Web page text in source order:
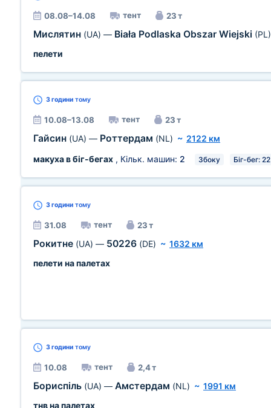
08.08–14.08 тент 23 т
Мислятин (UA) — Biała Podlaska Obszar Wiejski (PL)
пелети
3 години тому
10.08–13.08 тент 23 т
Гайсин (UA) — Роттердам (NL) ~ 2122 км
макуха в біг-бегах , Кільк. машин: 2 Збоку Біг-бег: 22
3 години тому
31.08 тент 23 т
Рокитне (UA) — 50226 (DE) ~ 1632 км
пелети на палетах
3 години тому
10.08 тент 2,4 т
Бориспіль (UA) — Амстердам (NL) ~ 1991 км
тнв на палетах